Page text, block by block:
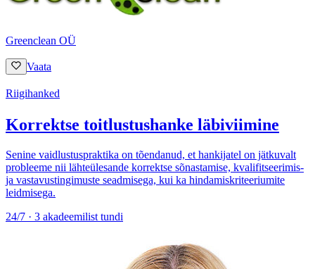
Greenclean OÜ
Vaata
Riigihanked
Korrektse toitlustushanke läbiviimine
Senine vaidlustuspraktika on tõendanud, et hankijatel on jätkuvalt
probleeme nii lähteülesande korrektse sõnastamise, kvalifitseerimis-
ja vastavustingimuste seadmisega, kui ka hindamiskriteeriumite
leidmisega.
24/7 · 3 akadeemilist tundi